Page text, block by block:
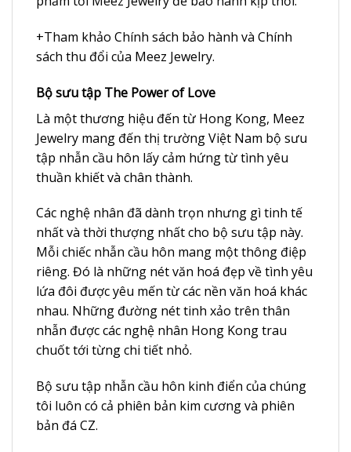
+Tham khảo Chính sách bảo hành và Chính
sách thu đổi của Meez Jewelry.
Bộ sưu tập The Power of Love
Là một thương hiệu đến từ Hong Kong, Meez
Jewelry mang đến thị trường Việt Nam bộ sưu
tập nhẫn cầu hôn lấy cảm hứng từ tình yêu
thuần khiết và chân thành.
Các nghệ nhân đã dành trọn nhưng gì tinh tế
nhất và thời thượng nhất cho bộ sưu tập này.
Mỗi chiếc nhẫn cầu hôn mang một thông điệp
riêng. Đó là những nét văn hoá đẹp về tình yêu
lứa đôi được yêu mến từ các nền văn hoá khác
nhau. Những đường nét tinh xảo trên thân
nhẫn được các nghệ nhân Hong Kong trau
chuốt tới từng chi tiết nhỏ.
Bộ sưu tập nhẫn cầu hôn kinh điển của chúng
tôi luôn có cả phiên bản kim cương và phiên
bản đá CZ.